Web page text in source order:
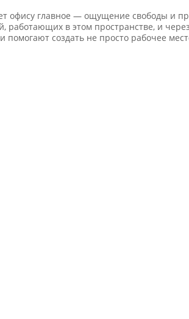
офису главное — ощущение свободы и
работающих в этом пространстве, и через
создать не просто рабочее